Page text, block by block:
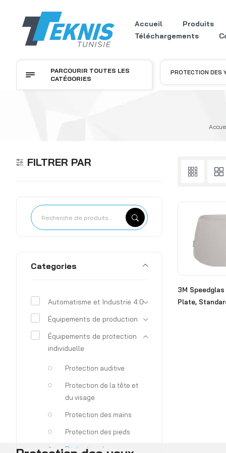
Accueil Produits
Téléchargements
PROTECTION DES
PARCOURIR TOUTES LES
CATÉGORIES
FILTRER PAR
Categories
Automatisme et Industrie 4.0
Équipements de production
Équipements de protection
individuelle
Protection auditive
Protection de la tête et
du visage
Protection des mains
Protection des pieds
Protection des yeux
3M
Plate,